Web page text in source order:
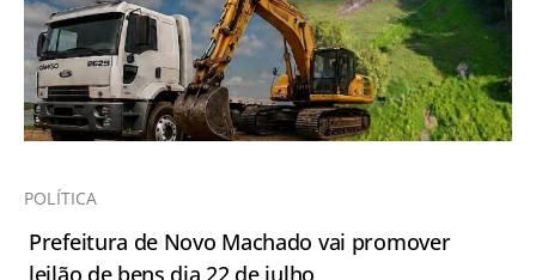
POLÍTICA
Prefeitura de Novo Machado vai promover
leilão de bens dia 22 de julho